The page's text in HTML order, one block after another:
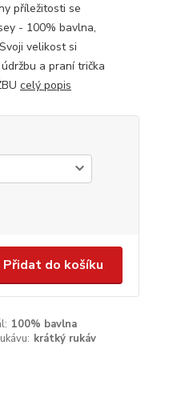
příležitosti se
- 100% bavlna,
velikost si
a praní trička
celý popis
Přidat do košíku
100% bavlna
krátký rukáv